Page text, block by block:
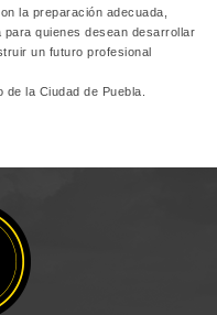
la preparación adecuada,
quienes desean desarrollar
un futuro profesional
la Ciudad de Puebla.